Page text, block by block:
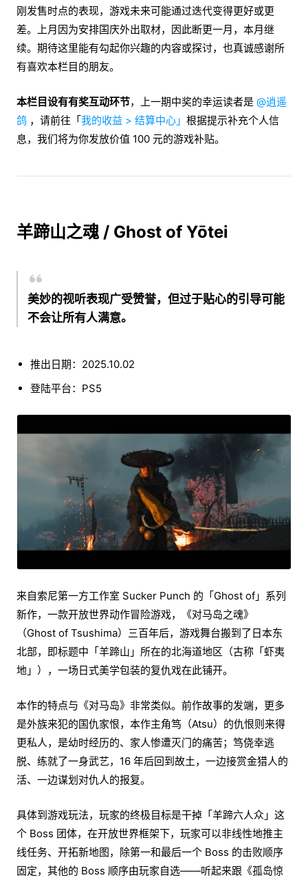
刚发售时点的表现，游戏未来可能通过迭代变得更好或更
差。上月因为安排国庆外出取材，因此断更一月，本月继
续。期待这里能有勾起你兴趣的内容或探讨，也真诚感谢所
有喜欢本栏目的朋友。
本栏目设有有奖互动环节，上一期中奖的幸运读者是 @逍遥
鸽 ，请前往「 我的收益 > 结算中心」 根据提示补充个人信
息，我们将为你发放价值 100 元的游戏补贴。
羊蹄山之魂 / Ghost of Yōtei
美妙的视听表现广受赞誉，但过于贴心的引导可能
不会让所有人满意。
推出日期：2025.10.02
登陆平台：PS5
来自索尼第一方工作室 Sucker Punch 的「Ghost of」系列
新作，一款开放世界动作冒险游戏，《对马岛之魂》
（Ghost of Tsushima）三百年后，游戏舞台搬到了日本东
北部，即标题中「羊蹄山」所在的北海道地区（古称「虾夷
地」），一场日式美学包装的复仇戏在此铺开。
本作的特点与《对马岛》非常类似。前作故事的发端，更多
是外族来犯的国仇家恨，本作主角笃（Atsu）的仇恨则来得
更私人，是幼时经历的、家人惨遭灭门的痛苦；笃侥幸逃
脱、练就了一身武艺，16 年后回到故土，一边接赏金猎人的
活、一边谋划对仇人的报复。
具体到游戏玩法，玩家的终极目标是干掉「羊蹄六人众」这
个 Boss 团体，在开放世界框架下，玩家可以非线性地推主
线任务、开拓新地图，除第一和最后一个 Boss 的击败顺序
固定，其他的 Boss 顺序由玩家自选——听起来跟《孤岛惊